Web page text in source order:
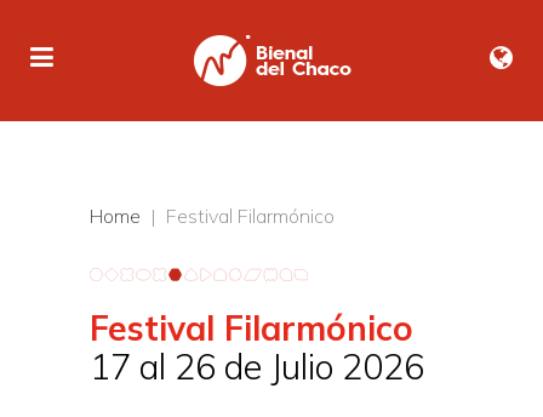
Home | Festival Filarmónico
Festival Filarmónico
17 al 26 de Julio 2026